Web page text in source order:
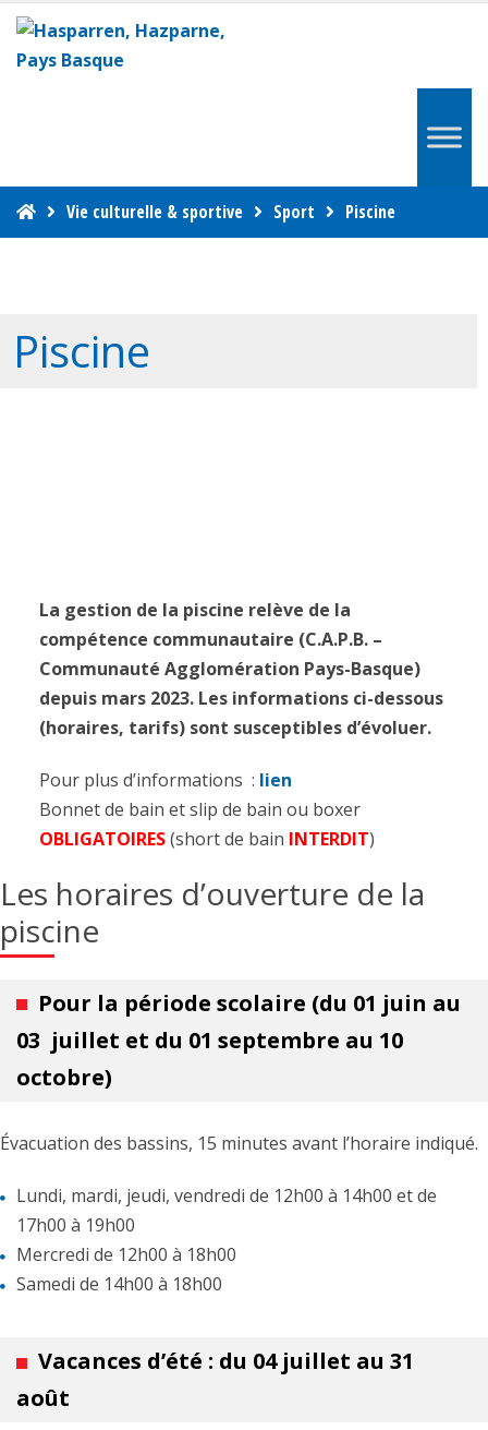
Vie culturelle & sportive Sport Piscine
Piscine
La gestion de la piscine relève de la
compétence communautaire (C.A.P.B. –
Communauté Agglomération Pays-Basque)
depuis mars 2023. Les informations ci-dessous
(horaires, tarifs) sont susceptibles d’évoluer.
Pour plus d’informations : lien
Bonnet de bain et slip de bain ou boxer
OBLIGATOIRES(short de bain INTERDIT)
Les horaires d’ouverture de la
piscine
Pour la période scolaire (du 01 juin au
03 juillet et du 01 septembre au 10
octobre)
Évacuation des bassins, 15 minutes avant l’horaire indiqué.
Lundi, mardi, jeudi, vendredi de 12h00 à 14h00 et de
17h00 à 19h00
Mercredi de 12h00 à 18h00
Samedi de 14h00 à 18h00
Vacances d’été : du 04 juillet au 31
août